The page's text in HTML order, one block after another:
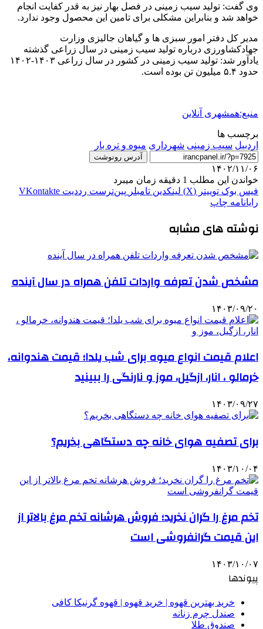
وی گفت: تولید سیب زمینی در فصل بهار نیز به قدر کفایت انجام
خواهد شد و بنابراین مشکلی برای تامین این محصول وجود ندارد.
مدیر کل دفتر امور سبزی ها و گیاهان جالیزی وزارت
جهادکشاورزی درباره تولید سیب زمینی در سال زراعی گذشته
یادآور شد: تولید سیب زمینی در کشور در سال زراعی ۱۴۰۳-۱۴۰۲
حدود ۵.۴ میلیون تن بوده است.
منبع:همشهری آنلاین
برچسب ها
اردبیل سیب زمینی شهرداری میوه و تره بار
آدرس رونوشت
۱۴۰۲/۱۱/۰۶
خواندن این مطلب 1 دقیقه زمان میبرد
فیس بوک توییتر (X) لینکدین ‫تامبلر ‫پین‌ترست ‫رددیت ‫VKontakte
رایانامه چاپ
نوشته های مشابه
مشخص شدن تعرفه واردات تلفن همراه در سال آینده
۱۴۰۳/۰۹/۲۰
اعلام قیمت انواع میوه برای شب یلدا؛ قیمت هندوانه،
خرمالو ، انار، ازگیل، موز و نارنگی را ببینید
۱۴۰۳/۰۹/۲۷
برای تصفیه هوای خانه چه دستگاهی بخریم؟
۱۴۰۳/۱۰/۰۴
تخم مرغ را گران نخرید؛ فروش هرشانه تخم مرغ بالاتر از
این قیمت گرانفروشی است
۱۴۰۳/۱۰/۰۷
پیوندها
خرید بهترین قهوه | خرید قهوه | قهوه گرنیکا کافی
صندل چرم زنانه
صندوق طلا